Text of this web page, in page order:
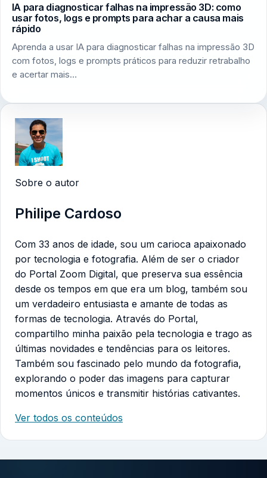
IA para diagnosticar falhas na impressão 3D: como
usar fotos, logs e prompts para achar a causa mais
rápido
Aprenda a usar IA para diagnosticar falhas na impressão 3D
com fotos, logs e prompts práticos para reduzir retrabalho
e acertar mais…
Sobre o autor
Philipe Cardoso
Com 33 anos de idade, sou um carioca apaixonado
por tecnologia e fotografia. Além de ser o criador
do Portal Zoom Digital, que preserva sua essência
desde os tempos em que era um blog, também sou
um verdadeiro entusiasta e amante de todas as
formas de tecnologia. Através do Portal,
compartilho minha paixão pela tecnologia e trago as
últimas novidades e tendências para os leitores.
Também sou fascinado pelo mundo da fotografia,
explorando o poder das imagens para capturar
momentos únicos e transmitir histórias cativantes.
Ver todos os conteúdos